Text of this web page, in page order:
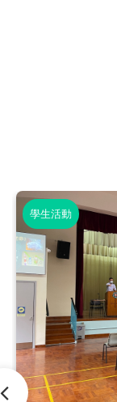
學生活動